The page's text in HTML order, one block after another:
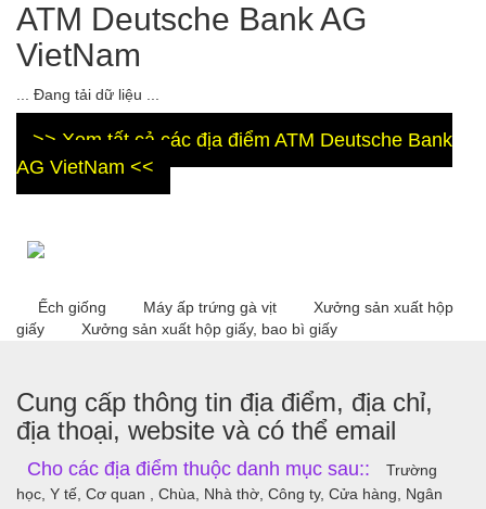
ATM Deutsche Bank AG
VietNam
... Đang tải dữ liệu ...
>> Xem tất cả các địa điểm ATM Deutsche Bank
AG VietNam <<
Ếch giống Máy ấp trứng gà vịt
Xưởng sản xuất hộp
giấy
Xưởng sản xuất hộp giấy, bao bì giấy
Cung cấp thông tin địa điểm, địa chỉ,
địa thoại, website và có thể email
Cho các địa điểm thuộc danh mục sau::
Trường
học, Y tế, Cơ quan , Chùa, Nhà thờ, Công ty, Cửa hàng, Ngân